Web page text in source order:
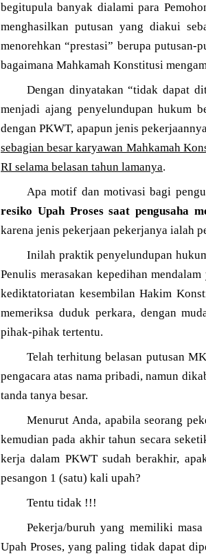
begitupula banyak dialami para
menghasilkan putusan yang diakui
menorehkan “prestasi” berupa
bagaimana Mahkamah Konstitusi
Dengan dinyatakan “tidak dapat
menjadi ajang penyelundupan hukum
dengan PKWT, apapun jenis
sebagian besar karyawan Mahkamah
RI selama belasan tahun lamanya.
Apa motif dan motivasi bagi
resiko Upah Proses saat pengusaha
karena jenis pekerjaan pekerjanya ialah
Inilah praktik penyelundupan
Penulis merasakan kepedihan
kediktatoriatan kesembilan Hakim
memeriksa duduk perkara, dengan
pihak-pihak tertentu.
Telah terhitung belasan putusan
pengacara atas nama pribadi, namun
tanda tanya besar.
Menurut Anda, apabila seorang
kemudian pada akhir tahun secara
kerja dalam PKWT sudah berakhir,
pesangon 1 (satu) kali upah?
Tentu tidak !!!
Pekerja/buruh yang memiliki
Upah Proses, yang paling tidak dapat